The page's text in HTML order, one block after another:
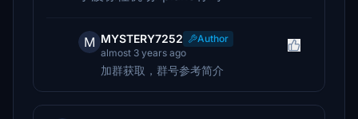
M MYSTERY7252
Author
almost 3 years ago
加群获取，群号参考简介